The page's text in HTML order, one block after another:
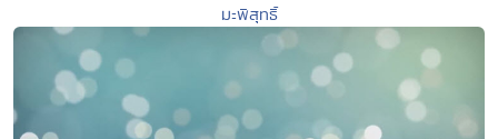
มะพิสุทธิ์